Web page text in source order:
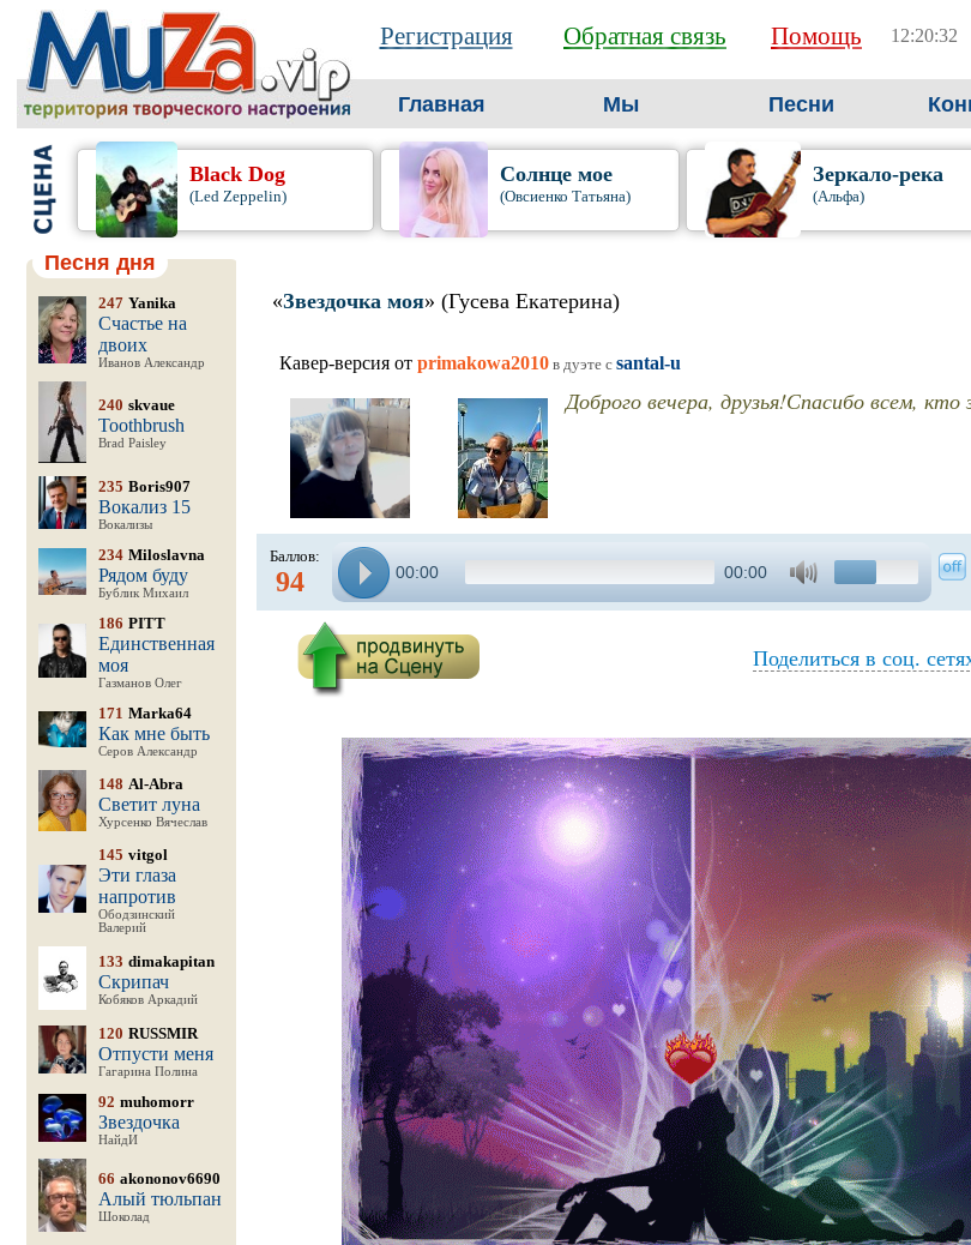
Регистрация Обратная связь Помощь 12:20:32
Главная Мы Песни
Black Dog
(Led Zeppelin)
Солнце мое
(Овсиенко Татьяна)
Зеркало-река
(Альфа)
Песня дня
247 Yanika
Счастье на
двоих
Иванов Александр
240 skvaue
Toothbrush
Brad Paisley
235 Boris907
Вокализ 15
Вокализы
234 Miloslavna
Рядом буду
Бублик Михаил
186 PITT
Единственная
моя
Газманов Олег
171 Marka64
Как мне быть
Серов Александр
148 Al-Abra
Светит луна
Хурсенко Вячеслав
145 vitgol
Эти глаза
напротив
Ободзинский
Валерий
133 dimakapitan
Скрипач
Кобяков Аркадий
120 RUSSMIR
Отпусти меня
Гагарина Полина
92 muhomorr
Звездочка
НайдИ
66 akononov6690
Алый тюльпан
Шоколад
«Звездочка моя» (Гусева Екатерина)
Кавер-версия от primakowa2010 в дуэте c santal-u
Доброго вечера, друзья!Спасибо всем,
Баллов:
94 00:00 00:00
Поделиться в соц.